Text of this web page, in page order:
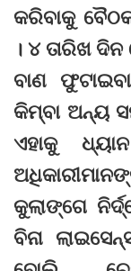
କରିବାକୁ
। ୪ ତାରିଖ
ବାଣ
କିମ୍ବା ଅନ୍ୟ
ଏହାକୁ
କୁଲାଙ୍ଗେ
ବିନା